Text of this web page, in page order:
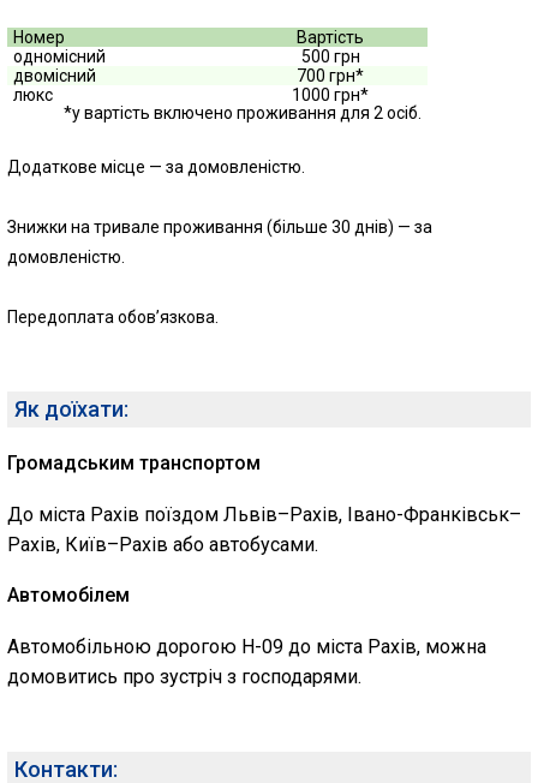
Номер
Вартість
одномісний
500 грн
двомісний
700 грн*
люкс
1000 грн*
*у вартість включено проживання для 2 осіб.
Додаткове місце — за домовленістю.
Знижки на тривале проживання (більше 30 днів) — за
домовленістю.
Передоплата обов’язкова.
Як доїхати:
Громадським транспортом
До міста Рахів поїздом Львів–Рахів, Івано-Франківськ–
Рахів, Київ–Рахів або автобусами.
Автомобілем
Автомобільною дорогою H-09 до міста Рахів, можна
домовитись про зустріч з господарями.
Контакти: